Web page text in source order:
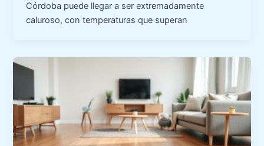
Córdoba puede llegar a ser extremadamente
caluroso, con temperaturas que superan